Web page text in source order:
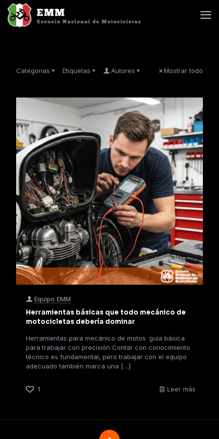
Categorias Etiquetas Autores Mostrar todo
Equipo EMM
Herramientas básicas que todo mecánico de
motocicletas debería dominar
Herramientas para mecánico de motos: guía básica
para trabajar con precisión Contar con conocimiento
técnico es fundamental, pero trabajar con el equipo
adecuado también marca una […]
1 Leer más